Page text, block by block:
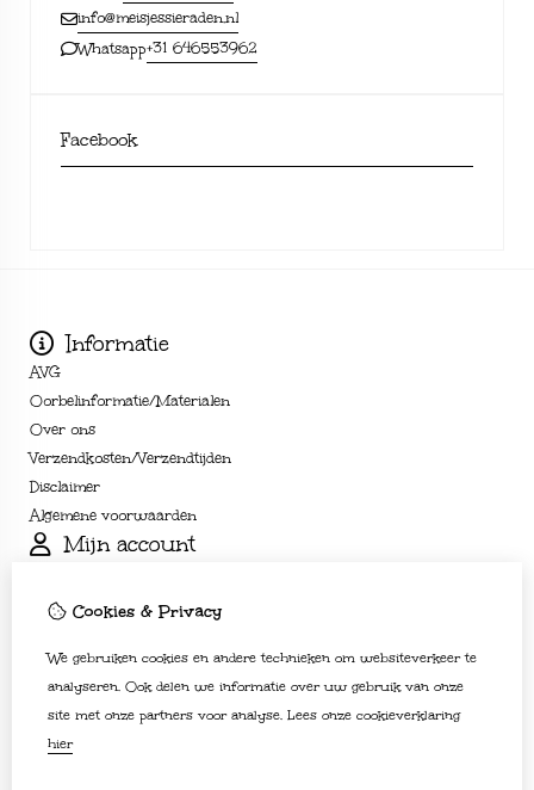
info@meisjessieraden.nl
Whatsapp+31 646553962
Facebook
Informatie
AVG
Oorbelinformatie/Materialen
Over ons
Verzendkosten/Verzendtijden
Disclaimer
Algemene voorwaarden
Mijn account
Bestelhistorie
Nieuwsbrief
Klantenservice
Contact
Sitemap
Cookies & Privacy
We gebruiken cookies en andere technieken om websiteverkeer te
analyseren. Ook delen we informatie over uw gebruik van onze
site met onze partners voor analyse. Lees onze cookieverklaring
hier